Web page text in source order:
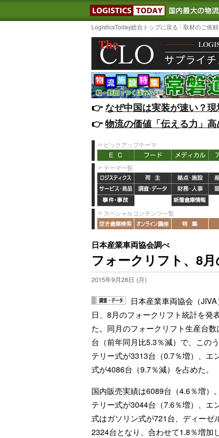
LOGISTICS
LogisticsToday総合トップに戻る 取材のご依
👉️なぜ中国は実装が速い？
👉️物流の価値「伝える力」
ピックアップテーマ
テーマ一覧
スペシャルコンテンツ一覧
日本産業車両協会調べ
フォークリフト、8
2015年9月28日 (月)
日本産業車両協会（
日、8月のフォークリフト統計を発
た。同月のフォークリフト生産台
台（前年同月比5.3％減）で、この
テリー式が3313台（0.7％増）、エ
式が4086台（9.7％減）を占めた。
国内販売実績は6089台（4.6％増）
テリー式が3044台（7.6％増）、エ
式はガソリン式が721台、ディーゼ
2324台となり、合わせて1.8％増加